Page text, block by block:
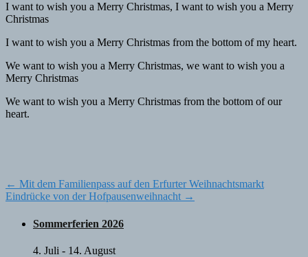
I want to wish you a Merry Christmas, I want to wish you a Merry
Christmas
I want to wish you a Merry Christmas from the bottom of my heart.
We want to wish you a Merry Christmas, we want to wish you a
Merry Christmas
We want to wish you a Merry Christmas from the bottom of our
heart.
Post
navigation
← Mit dem Familienpass auf den Erfurter Weihnachtsmarkt
Eindrücke von der Hofpausenweihnacht →
Sommerferien 2026
4. Juli - 14. August